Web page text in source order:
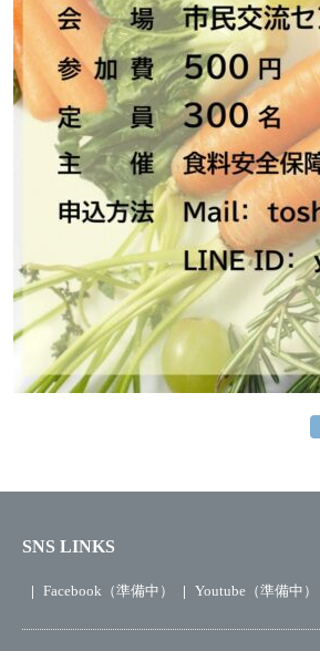
SNS LINKS
Facebook（準備中） Youtube（準備中）